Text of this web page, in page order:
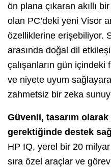
ön plana çıkaran akıllı
olan PC’deki yeni Visor
özelliklerine erişebiliyor.
arasında doğal dil
çalışanların gün
ve niyete uyum
zahmetsiz bir zeka
Güvenli, tasarım
gerektiğinde destek
HP IQ, yerel bir 20
sıra özel araçlar ve